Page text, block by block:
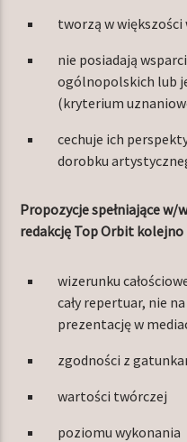
tworzą w
nie posiadają
ogólnopolskich lub
(kryterium
cechuje ich
dorobku
Propozycje spełniające
redakcję Top Orbit
wizerunku
cały repertuar, nie
prezentację w
zgodności z
wartości twórczej
poziomu wykonania